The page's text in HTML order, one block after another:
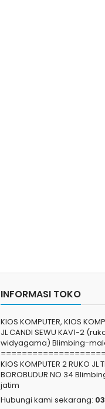
INFORMASI TOKO
KIOS KOMPUTER, KIOS
JL CANDI SEWU KAV1-2
widyagama) Blimbing-
KIOS KOMPUTER 2 RUKO JL
BOROBUDUR NO 34
jatim
Hubungi kami sekarang: